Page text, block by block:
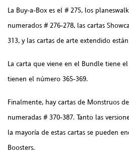
La Buy-a-Box es el # 275, los
numerados # 276-278, las cartas
313, y las cartas de arte extendido
La carta que viene en el Bundle tiene
tienen el número 365-369.
Finalmente, hay cartas de Monstruos
numeradas # 370-387. Tanto las
la mayoría de estas cartas se pueden
Boosters.